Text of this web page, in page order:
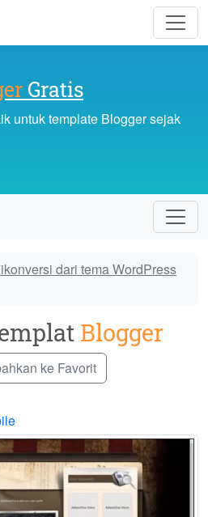
Gratis
untuk template Blogger sejak
dari tema WordPress
Blogger
ke Favorit